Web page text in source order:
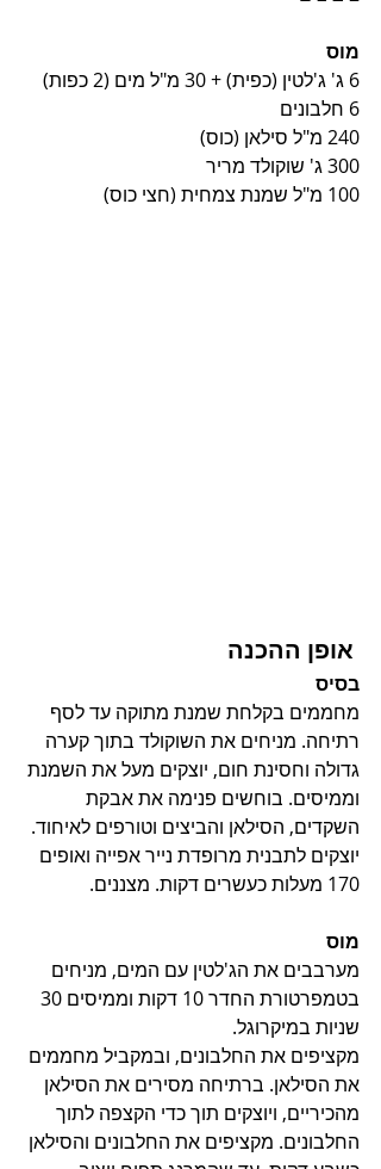
מוס
6 ג' ג'לטין (כפית) + 30 מ"ל מים (2 כפות)
6 חלבונים
240 מ"ל סילאן (כוס)
300 ג' שוקולד מריר
100 מ"ל שמנת צמחית (חצי כוס)
בסיס
מחממים בקלחת שמנת מתוקה עד לסף
רתיחה. מניחים את השוקולד בתוך קערה
גדולה וחסינת חום, יוצקים מעל את השמנת
וממיסים. בוחשים פנימה את אבקת
השקדים, הסילאן והביצים וטורפים לאיחוד.
יוצקים לתבנית מרופדת נייר אפייה ואופים
170 מעלות כעשרים דקות. מצננים.
מוס
מערבבים את הג'לטין עם המים, מניחים
שניות במיקרוגל.
מקציפים את החלבונים, ובמקביל מחממים
את הסילאן. ברתיחה מסירים את הסילאן
מהכיריים, ויוצקים תוך כדי הקצפה לתוך
החלבונים. מקציפים את החלבונים והסילאן